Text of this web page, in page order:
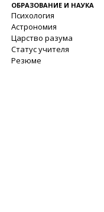
ОБРАЗОВАНИЕ И НАУКА
Психология
Астрономия
Царство разума
Статус учителя
Резюме